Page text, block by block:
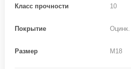
Класс прочности 10
Покрытие Оцинк.
Размер M18